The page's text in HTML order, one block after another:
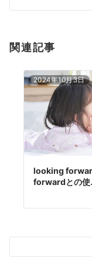
ン
関連記事
2024年10月3日
looking
forwardとの